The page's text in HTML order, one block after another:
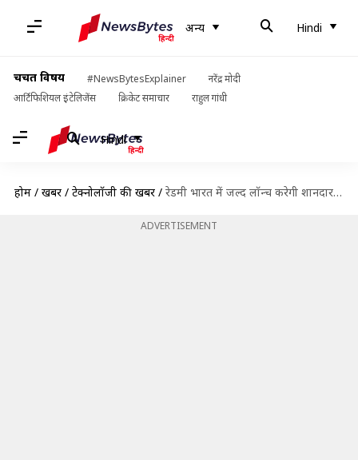
अन्य Hindi
चर्चित विषय #NewsBytesExplainer
नरेंद्र मोदी
आर्टिफिशियल इंटेलिजेंस
क्रिकेट समाचार राहुल गांधी
Hindi
होम / खबरें / टेक्नोलॉजी की खबरें / रेडमी भारत में जल्द लॉन्च करेगी शानदार फीचर्स वाला मिड रेंज स्मार्टफोन नोट 10
ADVERTISEMENT